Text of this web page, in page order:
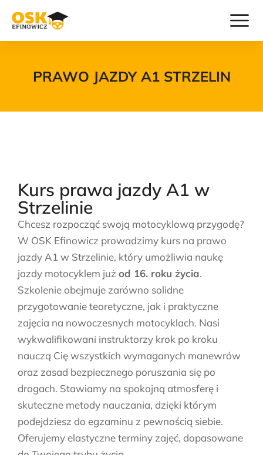
PRAWO JAZDY A1 STRZELIN
Kurs prawa jazdy A1 w
Strzelinie
Chcesz rozpocząć swoją motocyklową przygodę?
W OSK Efinowicz prowadzimy kurs na prawo
jazdy A1 w Strzelinie, który umożliwia naukę
jazdy motocyklem już od 16. roku życia.
Szkolenie obejmuje zarówno solidne
przygotowanie teoretyczne, jak i praktyczne
zajęcia na nowoczesnych motocyklach. Nasi
wykwalifikowani instruktorzy krok po kroku
nauczą Cię wszystkich wymaganych manewrów
oraz zasad bezpiecznego poruszania się po
drogach. Stawiamy na spokojną atmosferę i
skuteczne metody nauczania, dzięki którym
podejdziesz do egzaminu z pewnością siebie.
Oferujemy elastyczne terminy zajęć, dopasowane